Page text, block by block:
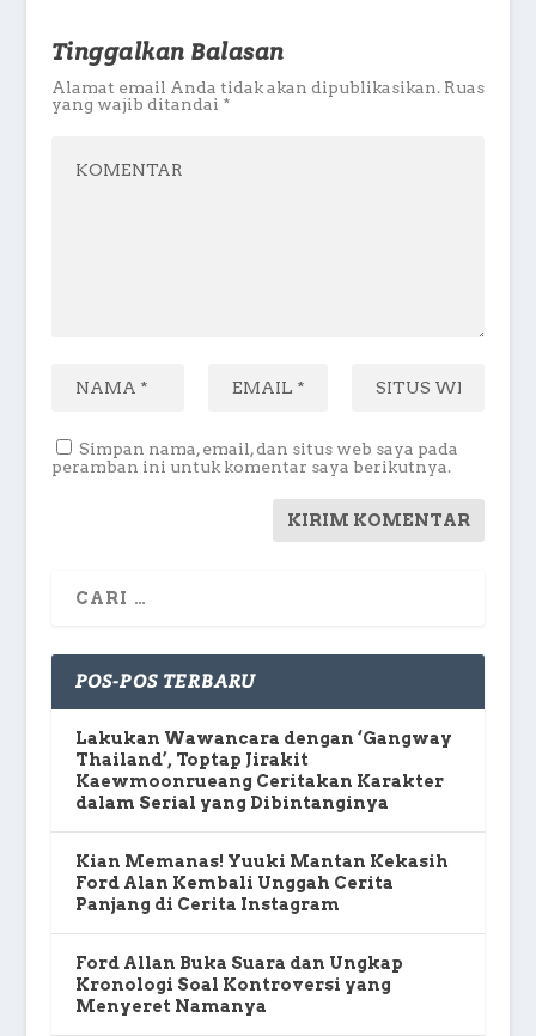
Tinggalkan Balasan
Alamat email Anda tidak akan dipublikasikan. Ruas
yang wajib ditandai *
Simpan nama, email, dan situs web saya pada
peramban ini untuk komentar saya berikutnya.
POS-POS TERBARU
Lakukan Wawancara dengan ‘Gangway
Thailand’, Toptap Jirakit
Kaewmoonrueang Ceritakan Karakter
dalam Serial yang Dibintanginya
Kian Memanas! Yuuki Mantan Kekasih
Ford Alan Kembali Unggah Cerita
Panjang di Cerita Instagram
Ford Allan Buka Suara dan Ungkap
Kronologi Soal Kontroversi yang
Menyeret Namanya